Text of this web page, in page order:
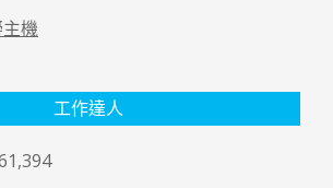
機
工作達人